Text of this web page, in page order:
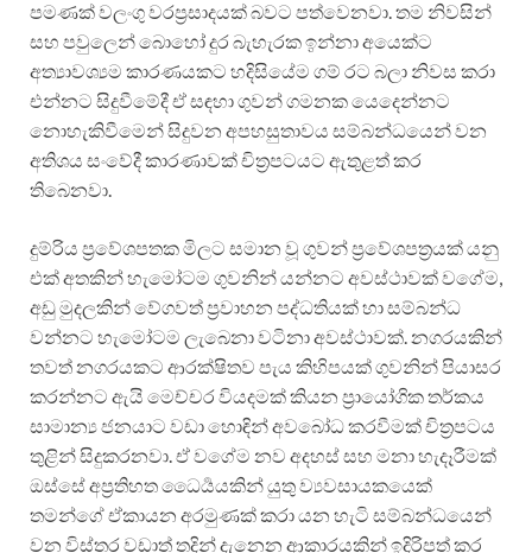
පමණක් වලංගු වරප්‍රසාදයක් බවට පත්වෙනවා. තම නිවසින්
සහ පවුලෙන් බොහෝ දුර බැහැරක ඉන්නා අයෙක්ට
අත්‍යාවශ්‍යම කාරණයකට හදිසියේම ගම් රට බලා නිවස කරා
එන්නට සිදුවීමේදී ඒ සඳහා ගුවන් ගමනක යෙදෙන්නට
නොහැකිවීමෙන් සිදුවන අපහසුතාවය සම්බන්ධයෙන් වන
අතිශය සංවේදී කාරණාවක් චිත්‍රපටයට ඇතුළත් කර
තිබෙනවා.
දුම්රිය ප්‍රවේශපතක මිලට සමාන වූ ගුවන් ප්‍රවේශපත්‍රයක් යනු
එක් අතකින් හැමෝටම ගුවනින් යන්නට අවස්ථාවක් වගේම,
අඩු මුදලකින් වේගවත් ප්‍රවාහන පද්ධතියක් හා සම්බන්ධ
වන්නට හැමෝටම ලැබෙනා වටිනා අවස්ථාවක්. නගරයකින්
තවත් නගරයකට ආරක්ෂිතව පැය කිහිපයක් ගුවනින් පියාසර
කරන්නට ඇයි මෙච්චර වියදමක් කියන ප්‍රායෝගික තර්කය
සාමාන්‍ය ජනයාට වඩා හොඳින් අවබෝධ කරවීමක් චිත්‍රපටය
තුළින් සිදුකරනවා. ඒ වගේම නව අදහස් සහ මනා හැදෑරීමක්
ඔස්සේ අප්‍රතිහත ධෛර්‍යයකින් යුතු ව්‍යවසායකයෙක්
තමන්ගේ ඒකායන අරමුණක් කරා යන හැටි සම්බන්ධයෙන්
වන විස්තර වඩාත් තදින් දැනෙන ආකාරයකින් ඉදිරිපත් කර